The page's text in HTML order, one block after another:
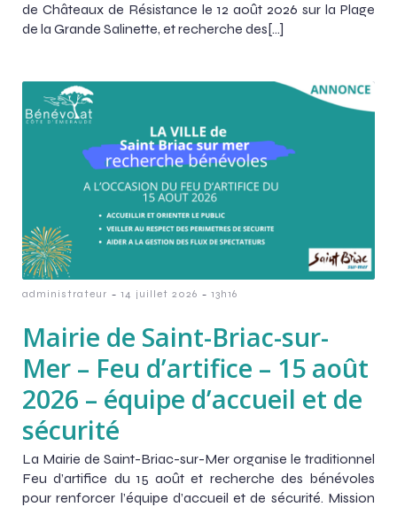
de Châteaux de Résistance le 12 août 2026 sur la Plage
de la Grande Salinette, et recherche des[…]
administrateur - 14 juillet 2026 - 13h16
Mairie de Saint-Briac-sur-
Mer – Feu d’artifice – 15 août
2026 – équipe d’accueil et de
sécurité
La Mairie de Saint-Briac-sur-Mer organise le traditionnel
Feu d’artifice du 15 août et recherche des bénévoles
pour renforcer l’équipe d’accueil et de sécurité. Mission